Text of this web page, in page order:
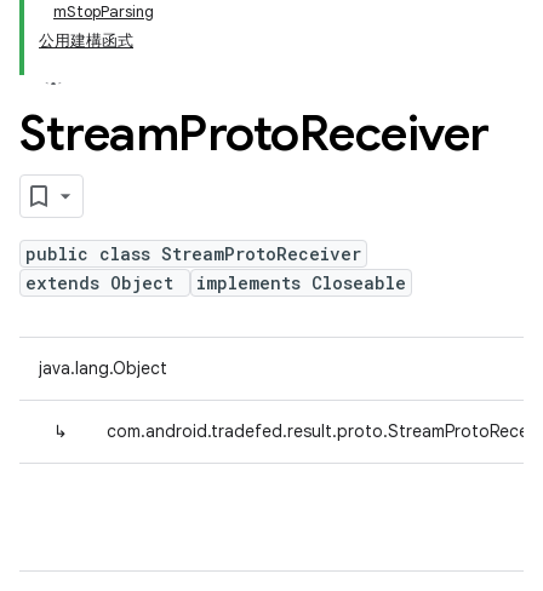
mStopParsing
公用建構函式
StreamProtoReceiver
public class StreamProtoReceiver
extends Object
implements Closeable
java.lang.Object
↳